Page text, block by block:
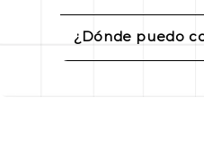
Puedes
¿Dónde puedo
2:00 pm